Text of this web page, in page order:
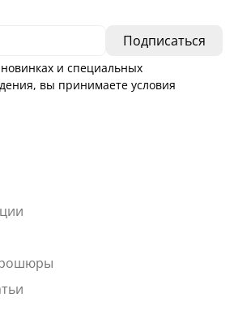
и специальных
вы принимаете условия